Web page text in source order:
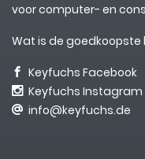
voor computer- en
Wat is de goedkoopste
Keyfuchs Facebook
Keyfuchs Instagram
info@keyfuchs.de